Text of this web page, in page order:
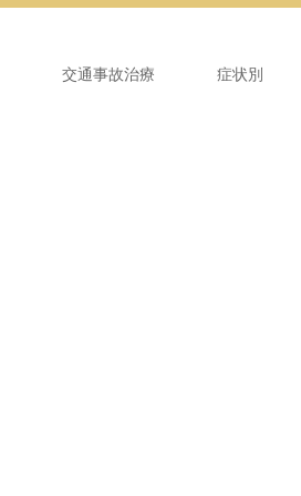
交通事故治療 症状別